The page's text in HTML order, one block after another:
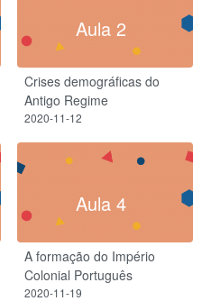
Aula 2
Crises demográficas do
Antigo Regime
2020-11-12
Aula 4
A formação do Império
Colonial Português
2020-11-19